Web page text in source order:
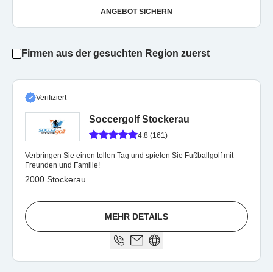
ANGEBOT SICHERN
Firmen aus der gesuchten Region zuerst
Verifiziert
Soccergolf Stockerau
4.8 (161)
Verbringen Sie einen tollen Tag und spielen Sie Fußballgolf mit
Freunden und Familie!
2000 Stockerau
MEHR DETAILS